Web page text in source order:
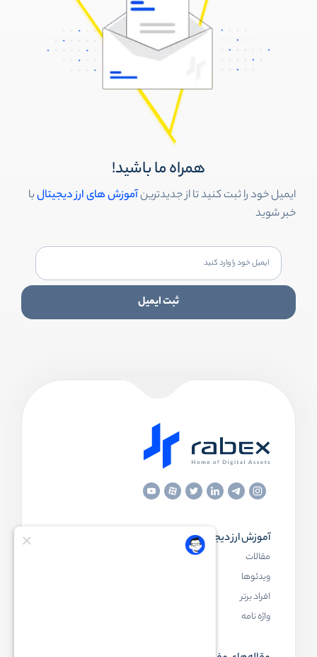
همراه ما باشید!
ایمیل خود را ثبت کنید تا از جدیدترینآموزش های ارز دیجیتالبا
خبر شوید
ثبت ایمیل
آموزش ارز دیجیتال
مقالات
ویدئوها
افراد برتر
واژه نامه